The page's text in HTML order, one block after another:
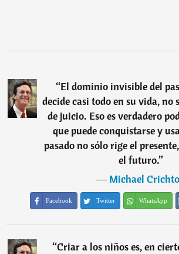
“El dominio invisible del
decide casi todo en su vida, no
de juicio. Eso es verdadero
que puede conquistarse y
pasado no sólo rige el
el futuro.”
―Michael
Facebook Twitter WhatsApp
“Criar a los niños es, en